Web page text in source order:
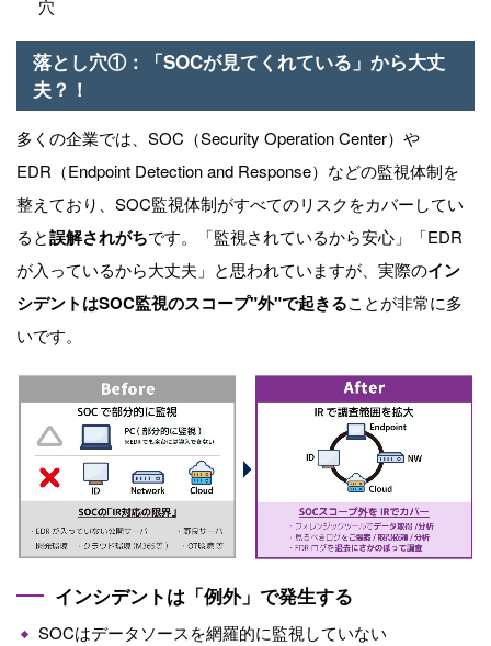
穴
落とし穴①：「SOCが見てくれている」から大丈
夫？！
多くの企業では、 SOC （Security Operation Center）や
EDR （Endpoint Detection and Response）などの監視体制を
整えており、SOC監視体制がすべてのリスクをカバーしてい
ると誤解されがちです。
「監視されているから安心」「EDR
が入っているから大丈夫」と思われていますが、実際のイン
シデントはSOC監視のスコープ"外"で起きることが非常に多
いです。
インシデントは「例外」で発生する
SOCはデータソースを網羅的に監視していない